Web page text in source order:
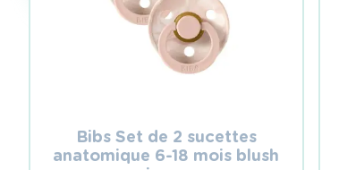
Bibs Set de 2 sucettes
anatomique 6-18 mois blush